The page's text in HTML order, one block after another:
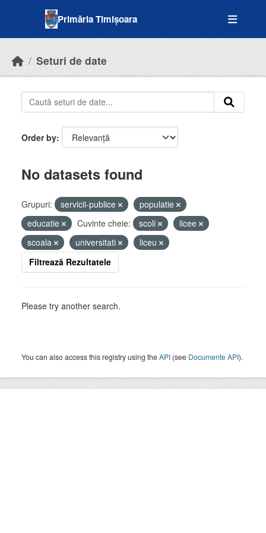
Primăria Timișoara
Seturi de date
Order by
No datasets found
Grupuri: servicii-publice
populatie
educatie
Cuvinte cheie: scoli
licee
scoala
universitati
liceu
Filtrează Rezultatele
Please try another search.
You can also access this registry using theAPI (see Documente API).